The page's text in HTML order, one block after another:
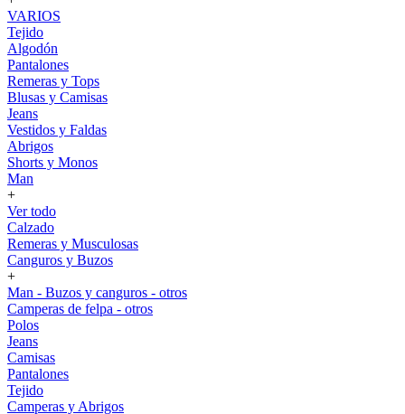
VARIOS
Tejido
Algodón
Pantalones
Remeras y Tops
Blusas y Camisas
Jeans
Vestidos y Faldas
Abrigos
Shorts y Monos
Man
+
Ver todo
Calzado
Remeras y Musculosas
Canguros y Buzos
+
Man - Buzos y canguros - otros
Camperas de felpa - otros
Polos
Jeans
Camisas
Pantalones
Tejido
Camperas y Abrigos